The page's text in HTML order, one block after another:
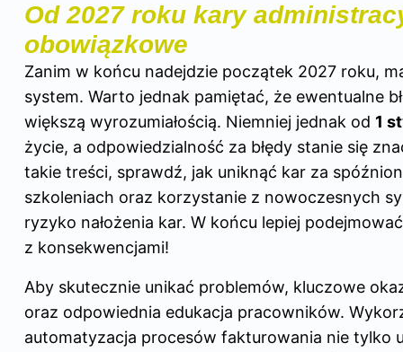
Od 2027 roku kary
obowiązkowe
Zanim w końcu nadejdzie początek 2027 roku,
system. Warto jednak pamiętać, że ewentualne
większą wyrozumiałością. Niemniej jednak od 1
życie, a odpowiedzialność za błędy stanie się
takie treści, sprawdź, jak uniknąć kar za
szkoleniach oraz korzystanie z nowoczesnych
ryzyko nałożenia kar. W końcu lepiej
z konsekwencjami!
Aby skutecznie unikać problemów, kluczowe
oraz odpowiednia edukacja pracowników.
automatyzacja procesów fakturowania nie tylko